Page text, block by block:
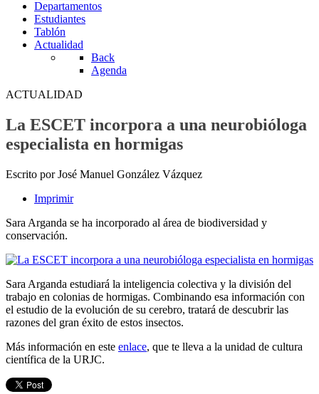
Departamentos
Estudiantes
Tablón
Actualidad
Back
Agenda
ACTUALIDAD
La ESCET incorpora a una neurobióloga
especialista en hormigas
Escrito por José Manuel González Vázquez
Imprimir
Sara Arganda se ha incorporado al área de biodiversidad y
conservación.
Sara Arganda estudiará la inteligencia colectiva y la división del
trabajo en colonias de hormigas. Combinando esa información con
el estudio de la evolución de su cerebro, tratará de descubrir las
razones del gran éxito de estos insectos.
Más información en este enlace, que te lleva a la unidad de cultura
científica de la URJC.